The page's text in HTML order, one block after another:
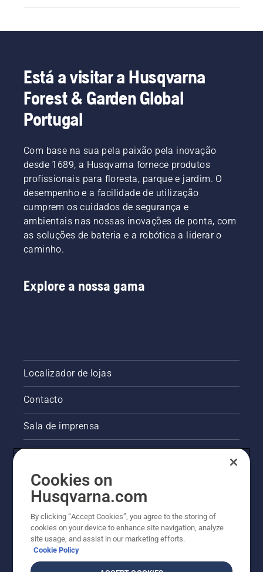
Está a visitar a Husqvarna
Forest & Garden Global
Portugal
Com base na sua pela paixão pela inovação
desde 1689, a Husqvarna fornece produtos
profissionais para floresta, parque e jardim. O
desempenho e a facilidade de utilização
cumprem os cuidados de segurança e
ambientais nas nossas inovações de ponta, com
as soluções de bateria e a robótica a liderar o
caminho.
Explore a nossa gama
Localizador de lojas
Contacto
Sala de imprensa
Outros websites da Husqvarna
A abordagem da Husqvarna à sustentabilidade
Cookies on
Husqvarna.com
By clicking “Accept Cookies”, you agree to the storing of
cookies on your device to enhance site navigation, analyze
site usage, and assist in our marketing efforts.
Cookie Policy